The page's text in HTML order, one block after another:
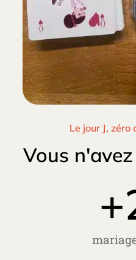
Le jour J,
Vous
+